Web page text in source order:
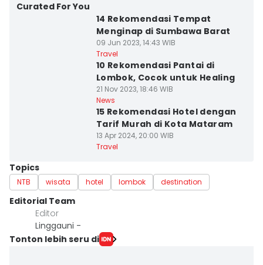
Curated For You
14 Rekomendasi Tempat
Menginap di Sumbawa Barat
09 Jun 2023, 14:43 WIB
Travel
10 Rekomendasi Pantai di
Lombok, Cocok untuk Healing
21 Nov 2023, 18:46 WIB
News
15 Rekomendasi Hotel dengan
Tarif Murah di Kota Mataram
13 Apr 2024, 20:00 WIB
Travel
Topics
NTB wisata hotel lombok destination
Editorial Team
Editor
Linggauni -
Tonton lebih seru di